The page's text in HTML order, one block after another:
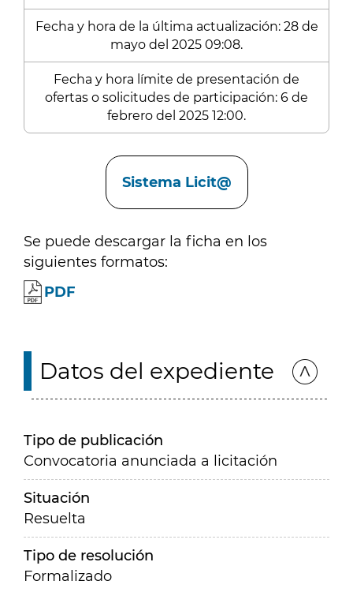
Fecha y hora de la última actualización: 28 de
mayo del 2025 09:08.
Fecha y hora límite de presentación de
ofertas o solicitudes de participación: 6 de
febrero del 2025 12:00.
Sistema Licit@
Se puede descargar la ficha en los
siguientes formatos:
PDF
Datos del expediente
Tipo de publicación
Convocatoria anunciada a licitación
Situación
Resuelta
Tipo de resolución
Formalizado